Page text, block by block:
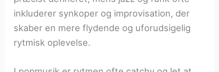
inkluderer synkoper og improvisation, der
skaber en mere flydende og uforudsigelig
rytmisk oplevelse.